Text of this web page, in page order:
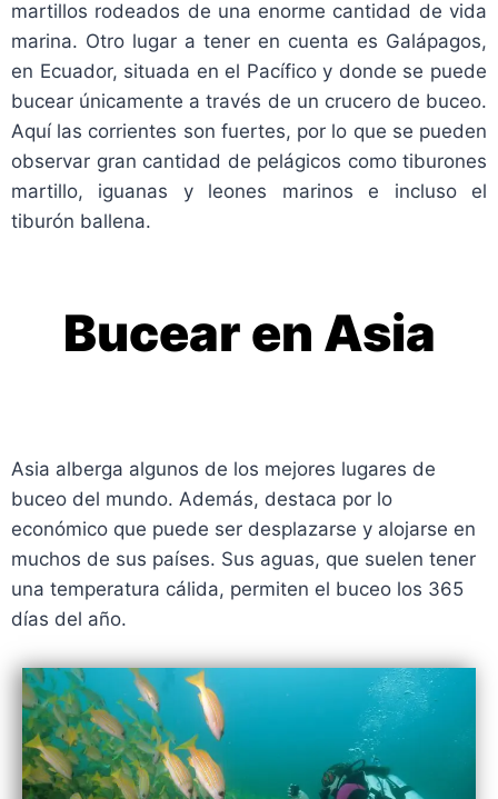
martillos rodeados de una enorme cantidad de vida
marina. Otro lugar a tener en cuenta es Galápagos,
en Ecuador, situada en el Pacífico y donde se puede
bucear únicamente a través de un crucero de buceo.
Aquí las corrientes son fuertes, por lo que se pueden
observar gran cantidad de pelágicos como tiburones
martillo, iguanas y leones marinos e incluso el
tiburón ballena.
Bucear en Asia
Asia alberga algunos de los mejores lugares de
buceo del mundo. Además, destaca por lo
económico que puede ser desplazarse y alojarse en
muchos de sus países. Sus aguas, que suelen tener
una temperatura cálida, permiten el buceo los 365
días del año.